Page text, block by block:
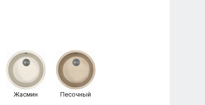
Жасмин Песочный